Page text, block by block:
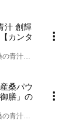
汁 創輝
カンタ
青汁・桑茶なら創輝
桑パウ
膳」の
青汁・桑茶なら創輝